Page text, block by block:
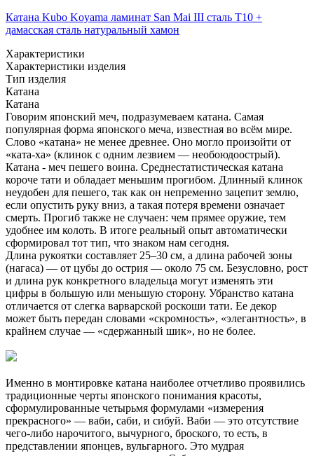
Катана Kubo Koyama ламинат San Mai III сталь T10 +
дамасская сталь натуральный хамон
Характеристики
Характеристики изделия
Тип изделия
Катана
Катана
Говорим японский меч, подразумеваем катана. Самая
популярная форма японского меча, известная во всём мире.
Слово «катана» не менее древнее. Оно могло произойти от
«ката-ха» (клинок с одним лезвием — необоюдоострый).
Катана - меч пешего воина. Среднестатистическая катана
короче тати и обладает меньшим прогибом. Длинный клинок
неудобен для пешего, так как он непременно зацепит землю,
если опустить руку вниз, а такая потеря времени означает
смерть. Прогиб также не случаен: чем прямее оружие, тем
удобнее им колоть. В итоге реальный опыт автоматически
сформировал тот тип, что знаком нам сегодня.
Длина рукоятки составляет 25–30 см, а длина рабочей зоны
(нагаса) — от цубы до острия — около 75 см. Безусловно, рост
и длина рук конкретного владельца могут изменять эти
цифры в большую или меньшую сторону. Убранство катана
отличается от слегка варварской роскоши тати. Ее декор
может быть передан словами «скромность», «элегантность», в
крайнем случае — «сдержанный шик», но не более.
Именно в монтировке катана наиболее отчетливо проявились
традиционные черты японского понимания красоты,
сформулированные четырьмя формулами «измерения
прекрасного» — ваби, саби, и сибуй. Ваби — это отсутствие
чего-либо нарочитого, вычурного, броского, то есть, в
представлении японцев, вульгарного. Это мудрая